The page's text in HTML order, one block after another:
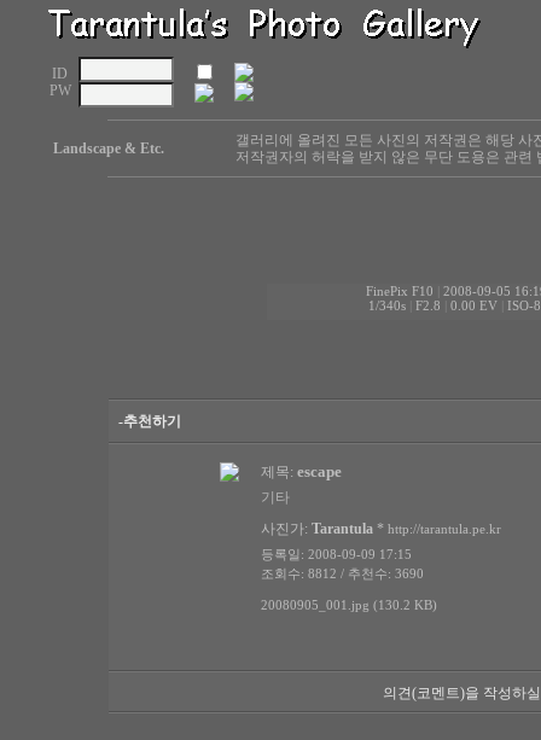
ID
PW
Landscape & Etc.
갤러리에 올려진 모든 사진의 저작권은 해당 사
저작권자의 허락을 받지 않은 무단 도용은 관련
FinePix F10
2008-09-05
1/340s| F2.8 0.00 EV| ISO-
-추천하기
제목: escape
기타
사진가: Tarantula * http://tarantula.pe.kr
등록일: 2008-09-09 17:15
조회수: 8812 / 추천수: 3690
20080905_001.jpg (130.2 KB)
의견(코멘트)을 작성하